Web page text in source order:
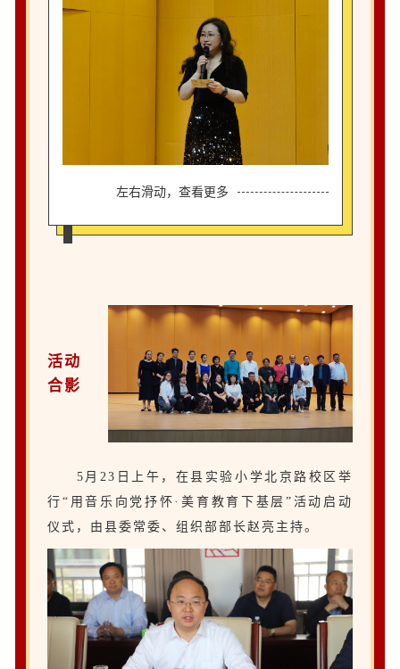
左右滑动，查看更多
活动
合影
5月23日上午，在县实验小学北京路校区举
行“用音乐向党抒怀·美育教育下基层”活动启动
仪式，由县委常委、组织部部长赵亮主持。